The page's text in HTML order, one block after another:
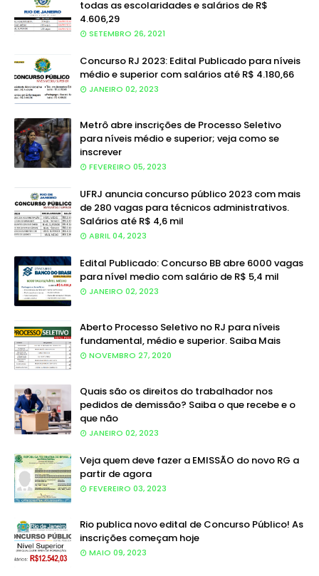
todas as escolaridades e salários de R$
4.606,29
SETEMBRO 26, 2021
Concurso RJ 2023: Edital Publicado para níveis
médio e superior com salários até R$ 4.180,66
JANEIRO 02, 2023
Metrô abre inscrições de Processo Seletivo
para níveis médio e superior; veja como se
inscrever
FEVEREIRO 05, 2023
UFRJ anuncia concurso público 2023 com mais
de 280 vagas para técnicos administrativos.
Salários até R$ 4,6 mil
ABRIL 04, 2023
Edital Publicado: Concurso BB abre 6000 vagas
para nível medio com salário de R$ 5,4 mil
JANEIRO 02, 2023
Aberto Processo Seletivo no RJ para níveis
fundamental, médio e superior. Saiba Mais
NOVEMBRO 27, 2020
Quais são os direitos do trabalhador nos
pedidos de demissão? Saiba o que recebe e o
que não
JANEIRO 02, 2023
Veja quem deve fazer a EMISSÃO do novo RG a
partir de agora
FEVEREIRO 03, 2023
Rio publica novo edital de Concurso Público! As
inscrições começam hoje
MAIO 09, 2023